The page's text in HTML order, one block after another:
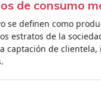
de consumo
se definen como
estratos de la
captación de